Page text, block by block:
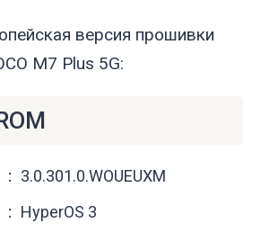
версия прошивки
M7 Plus 5G:
3.0.301.0.WOUEUXM
HyperOS 3